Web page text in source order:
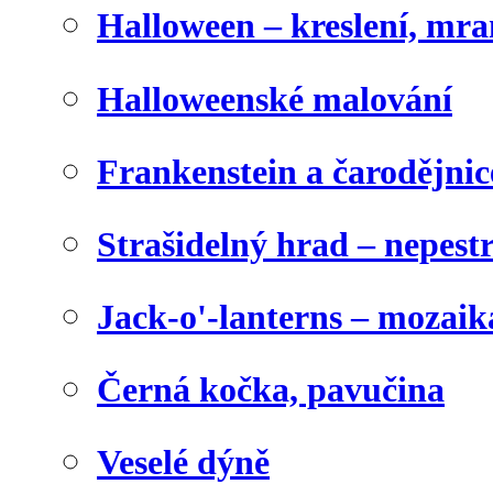
Halloween – kreslení,
Halloweenské malování
Frankenstein a
Strašidelný hrad –
Jack-o'-lanterns –
Černá kočka, pavučina
Veselé dýně